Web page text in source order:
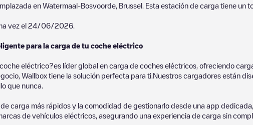
en Watermaal-Bosvoorde Brussel . Esta estación de carga tiene un
vez el 24/06/2026
para la carga de tu coche eléctrico
eléctrico?es líder global en carga de coches eléctricos, ofreciendo
Wallbox tiene la solución perfecta para ti.Nuestros cargadores están
que nunca.
carga más rápidos y la comodidad de gestionarlo desde una app
de vehículos eléctricos, asegurando una experiencia de carga sin